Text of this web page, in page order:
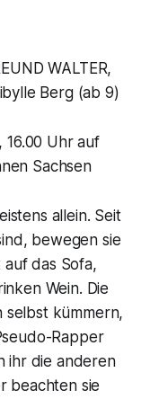
WALTER,
Berg (ab 9)
16.00 Uhr auf
Sachsen
allein. Seit
bewegen sie
das Sofa,
Wein. Die
selbst kümmern,
Rapper
ihr die anderen
beachten sie